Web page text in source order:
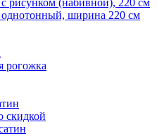
рисунком (набивной), 220 см
ширина 220 см
рогожка
скидкой